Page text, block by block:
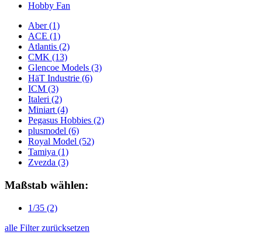
Hobby Fan
Aber(1)
ACE (1)
Atlantis (2)
CMK (13)
Glencoe Models (3)
HäT Industrie (6)
ICM (3)
Italeri (2)
Miniart (4)
Pegasus Hobbies (2)
plusmodel (6)
Royal Model (52)
Tamiya (1)
Zvezda (3)
Maßstab wählen:
1/35 (2)
alle Filter zurücksetzen